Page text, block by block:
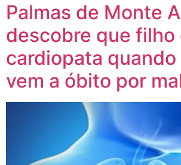
Palmas de Monte
descobre que filho
cardiopata quando
vem a óbito por